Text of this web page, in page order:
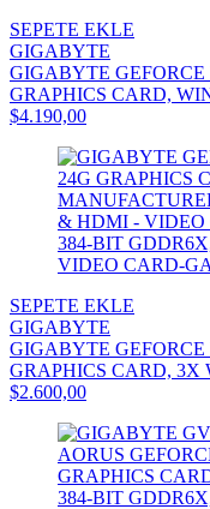
SEPETE EKLE
GIGABYTE
GIGABYTE
GRAPHICS CARD,
$4.190,00
SEPETE EKLE
GIGABYTE
GIGABYTE
GRAPHICS CARD, 3X
$2.600,00